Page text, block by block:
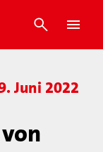
Juni 2022